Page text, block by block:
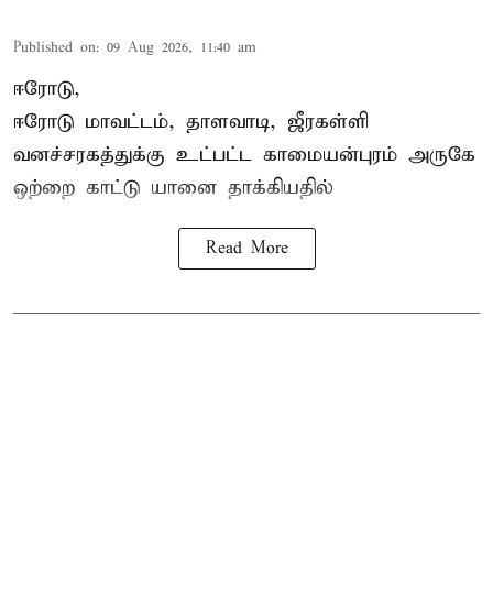
Published on: 09 Aug 2026, 11:40 am
ஈரோடு,
ஈரோடு மாவட்டம், தாளவாடி, ஜீரகள்ளி
வனச்சரகத்துக்கு உட்பட்ட காமையன்புரம் அருகே
ஒற்றை காட்டு யானை தாக்கியதில்
Read More